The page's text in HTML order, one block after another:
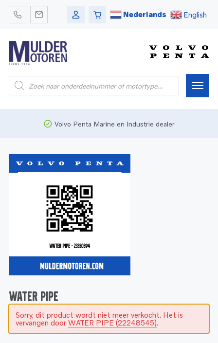
Nederlands English
Onderdelen
Bedrijfsvaart
Onderdelen
Motoren
Onderdelen
Service
Motoren
Service en onderhoud
Reman – Pleziervaart
Reman - Bedrijfsvaart
Volvo Penta Marine en Industrie dealer
WATER PIPE
Sorry, dit product wordt niet meer verkocht. Het is
vervangen door WATER PIPE (22248545).